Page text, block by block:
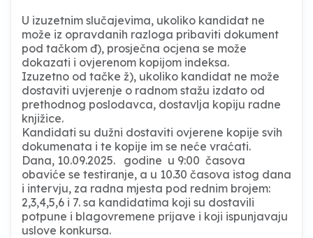
U izuzetnim slučajevima, ukoliko kandidat ne
može iz opravdanih razloga pribaviti dokument
pod tačkom đ), prosječna ocjena se može
dokazati i ovjerenom kopijom indeksa.
Izuzetno od tačke ž), ukoliko kandidat ne može
dostaviti uvjerenje o radnom stažu izdato od
prethodnog poslodavca, dostavlja kopiju radne
knjižice.
Kandidati su dužni dostaviti ovjerene kopije svih
dokumenata i te kopije im se neće vraćati.
Dana, 10.09.2025. godine u 9:00 časova
obaviće se testiranje, a u 10.30 časova istog dana
i intervju, za radna mjesta pod rednim brojem:
2,3,4,5,6 i 7. sa kandidatima koji su dostavili
potpune i blagovremene prijave i koji ispunjavaju
uslove konkursa.